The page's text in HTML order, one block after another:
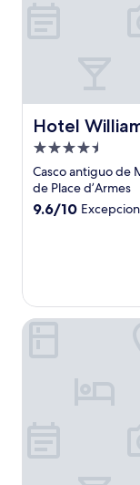
Hotel
Hotel William
Propiedad
de
4.5
estrellas
Casco antiguo de
de Place d’Armes
9.6
9.6/10
Hotel Gault